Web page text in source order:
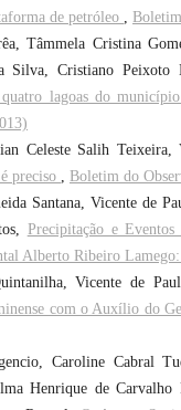
de petróleo
Tâmmela Cristina
Silva, Cristiano Peixoto
lagoas do
Celeste Salih
preciso
Boletim do
Santana, Vicente de
Precipitação e
Alberto Ribeiro
Vicente de
com o Auxílio do
Caroline Cabral
Henrique de